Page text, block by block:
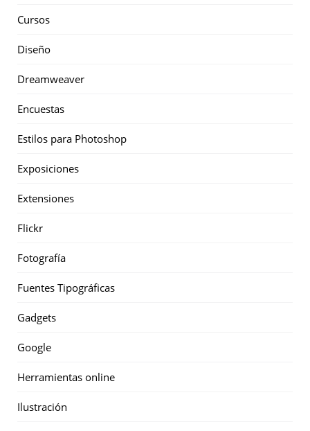
Cursos
Diseño
Dreamweaver
Encuestas
Estilos para Photoshop
Exposiciones
Extensiones
Flickr
Fotografía
Fuentes Tipográficas
Gadgets
Google
Herramientas online
Ilustración